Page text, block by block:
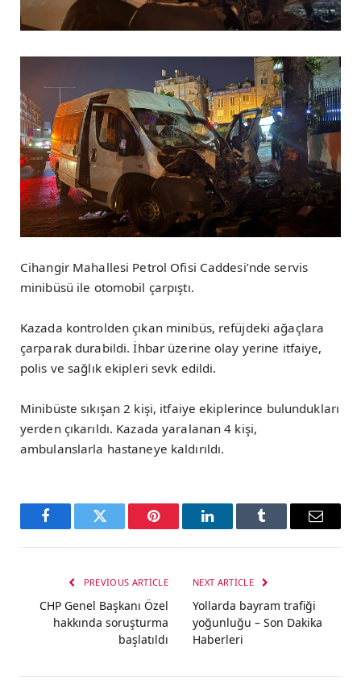
Cihangir Mahallesi Petrol Ofisi Caddesi’nde servis
minibüsü ile otomobil çarpıştı.
Kazada kontrolden çıkan minibüs, refüjdeki ağaçlara
çarparak durabildi. İhbar üzerine olay yerine itfaiye,
polis ve sağlık ekipleri sevk edildi.
Minibüste sıkışan 2 kişi, itfaiye ekiplerince bulundukları
yerden çıkarıldı. Kazada yaralanan 4 kişi,
ambulanslarla hastaneye kaldırıldı.
FacebookTwitter Pinterest LinkedInTumblr Email
PREVIOUS ARTICLE
CHP Genel Başkanı Özel
hakkında soruşturma
başlatıldı
NEXT ARTICLE
Yollarda bayram trafiği
yoğunluğu – Son Dakika
Haberleri